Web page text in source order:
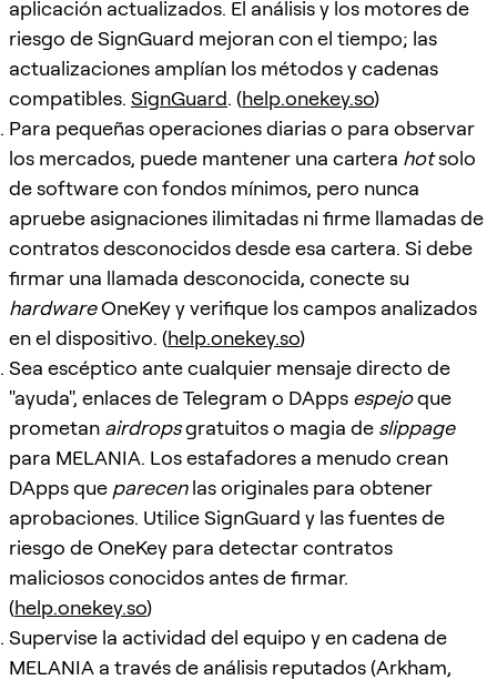
aplicación actualizados. El análisis y los motores de
riesgo de SignGuard mejoran con el tiempo; las
actualizaciones amplían los métodos y cadenas
compatibles. SignGuard. (help.onekey.so)
Para pequeñas operaciones diarias o para observar
los mercados, puede mantener una cartera hotsolo
de software con fondos mínimos, pero nunca
apruebe asignaciones ilimitadas ni firme llamadas de
contratos desconocidos desde esa cartera. Si debe
firmar una llamada desconocida, conecte su
hardwareOneKey y verifique los campos analizados
en el dispositivo. (help.onekey.so)
Sea escéptico ante cualquier mensaje directo de
"ayuda", enlaces de Telegram o DApps espejoque
prometan airdropsgratuitos o magia de slippage
para MELANIA. Los estafadores a menudo crean
DApps que parecenlas originales para obtener
aprobaciones. Utilice SignGuard y las fuentes de
riesgo de OneKey para detectar contratos
maliciosos conocidos antes de firmar.
(help.onekey.so)
Supervise la actividad del equipo y en cadena de
MELANIA a través de análisis reputados (Arkham,